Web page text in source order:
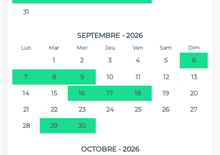
Golf - Palheiro Golf
31
SEPTEMBRE - 2026
Lun Mar Mer Jeu Ven Sam Dim
1 2 3 4 5 6
7 8 9 10 11 12 13
14 15 16 17 18 19 20
21 22 23 24 25 26 27
28 29 30
OCTOBRE - 2026